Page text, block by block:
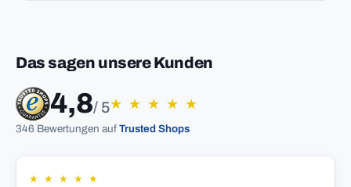
Das sagen unsere Kunden
4,8/ 5★ ★ ★ ★ ★
346 Bewertungen auf Trusted Shops
★ ★ ★ ★ ★